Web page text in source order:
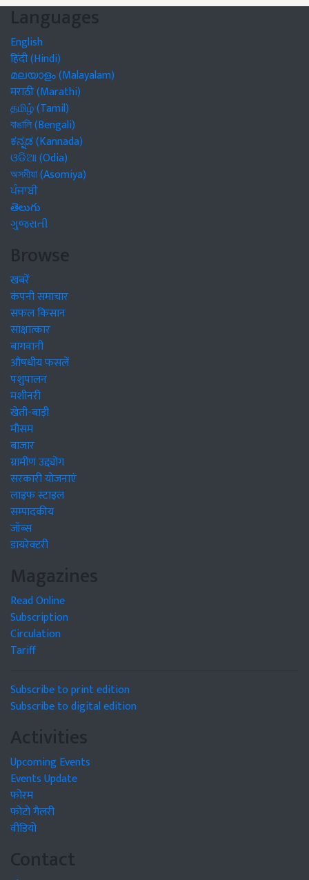
Languages
English
हिंदी (Hindi)
മലയാളം (Malayalam)
मराठी (Marathi)
தமிழ் (Tamil)
বাঙালি (Bengali)
ಕನ್ನಡ (Kannada)
ଓଡିଆ (Odia)
অসমীয়া (Asomiya)
ਪੰਜਾਬੀ
తెలుగు
ગુજરાતી
Browse
खबरें
कंपनी समाचार
सफल किसान
साक्षात्कार
बागवानी
औषधीय फसलें
पशुपालन
मशीनरी
खेती-बाड़ी
मौसम
बाजार
ग्रामीण उद्द्योग
सरकारी योजनाएं
लाइफ स्टाइल
सम्पादकीय
जॉब्स
डायरेक्टरी
Magazines
Read Online
Subscription
Circulation
Tariff
Subscribe to print edition
Subscribe to digital edition
Activities
Upcoming Events
Events Update
फोरम
फोटो गैलरी
वीडियो
Contact